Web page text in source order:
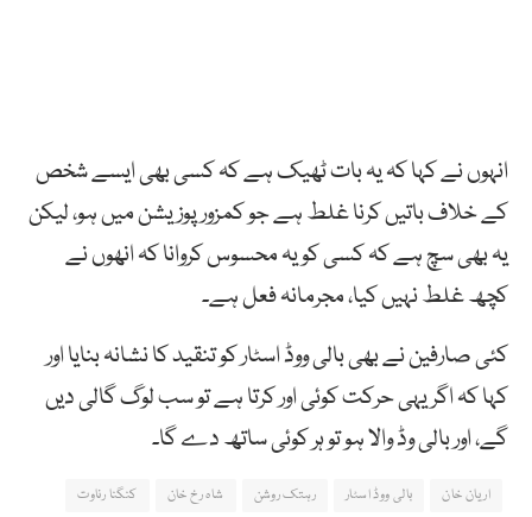
انہوں نے کہا کہ یہ بات ٹھیک ہے کہ کسی بھی ایسے شخص
کے خلاف باتیں کرنا غلط ہے جو کمزور پوزیشن میں ہو، لیکن
یہ بھی سچ ہے کہ کسی کو یہ محسوس کروانا کہ انھوں نے
کچھ غلط نہیں کیا، مجرمانہ فعل ہے۔
کئی صارفین نے بھی بالی ووڈ اسٹار کو تنقید کا نشانہ بنایا اور
کہا کہ اگر یہی حرکت کوئی اور کرتا ہے تو سب لوگ گالی دیں
گے، اور بالی وڈ والا ہو تو ہر کوئی ساتھ دے گا۔
اریان خان بالی ووڈ اسٹار رہتک روشن شاہ رخ خان کنگنا رناوت